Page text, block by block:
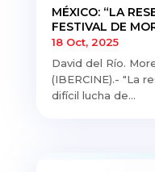
MÉXICO: “LA
FESTIVAL DE
18 Oct, 2025
David del Río.
(IBERCINE).- "La
difícil lucha de...